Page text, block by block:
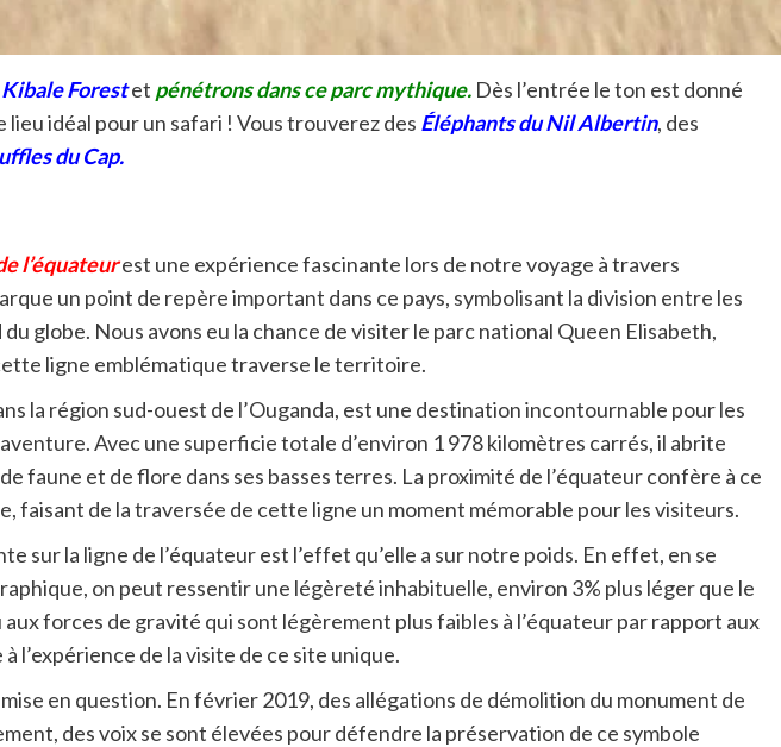
Kibale Forestet pénétrons dans ce parc mythique. Dès l’entrée le ton est donné
lieu idéal pour un safari ! Vous trouverez des Éléphants du Nil Albertin, des
du Cap.
l’équateurest une expérience fascinante lors de notre voyage à travers
un point de repère important dans ce pays, symbolisant la division entre les
globe. Nous avons eu la chance de visiter le parc national Queen Elisabeth,
ligne emblématique traverse le territoire.
la région sud-ouest de l’Ouganda, est une destination incontournable pour les
Avec une superficie totale d’environ 1 978 kilomètres carrés, il abrite
faune et de flore dans ses basses terres. La proximité de l’équateur confère à ce
faisant de la traversée de cette ligne un moment mémorable pour les visiteurs.
sur la ligne de l’équateur est l’effet qu’elle a sur notre poids. En effet, en se
on peut ressentir une légèreté inhabituelle, environ 3% plus léger que le
aux forces de gravité qui sont légèrement plus faibles à l’équateur par rapport aux
de la visite de ce site unique.
en question. En février 2019, des allégations de démolition du monument de
des voix se sont élevées pour défendre la préservation de ce symbole